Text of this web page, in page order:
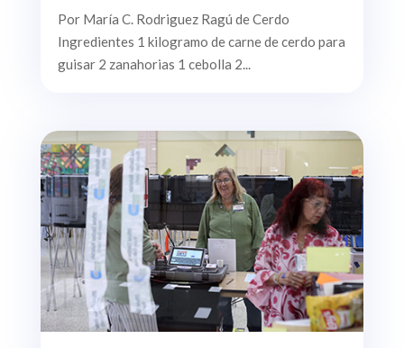
Por María C. Rodriguez Ragú de Cerdo
Ingredientes 1 kilogramo de carne de cerdo para
guisar 2 zanahorias 1 cebolla 2...